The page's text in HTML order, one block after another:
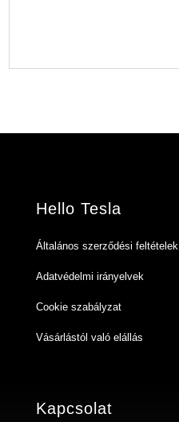
Hello Tesla
Általános szerződési feltételek
Adatvédelmi irányelvek
Cookie szabályzat
Vásárlástól való elállás
Kapcsolat